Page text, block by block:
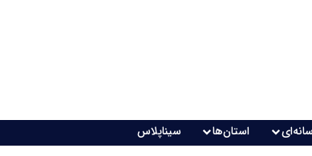
استان‌ها سیناپلاس